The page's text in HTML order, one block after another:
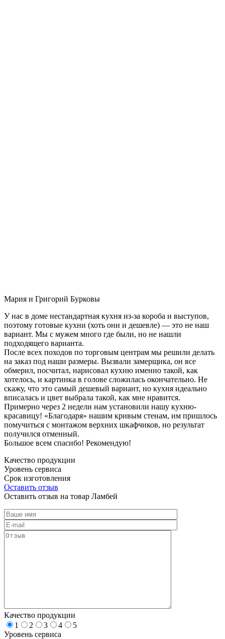
Мария и Григорий Бурковы
У нас в доме нестандартная кухня из-за короба и выступов,
поэтому готовые кухни (хоть они и дешевле) — это не наш
вариант. Мы с мужем много где были, но не нашли
подходящего варианта.
После всех походов по торговым центрам мы решили делать
на заказ под наши размеры. Вызвали замерщика, он все
обмерил, посчитал, нарисовал кухню именно такой, как
хотелось, и картинка в голове сложилась окончательно. Не
скажу, что это самый дешевый вариант, но кухня идеально
вписалась и цвет выбрала такой, как мне нравится.
Примерно через 2 недели нам установили нашу кухню-
красавицу! «Благодаря» нашим кривым стенам, им пришлось
помучиться с монтажом верхних шкафчиков, но результат
получился отменный.
Большое всем спасибо! Рекомендую!
Качество продукции
Уровень сервиса
Срок изготовления
Оставить отзыв
Оставить отзыв на товар Ламбей
Качество продукции
1
2 3 4
5
Уровень сервиса